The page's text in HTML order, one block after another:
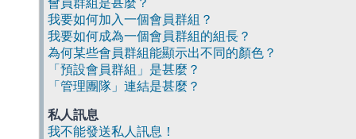
會員群組是甚麼？
我要如何加入一個會員群組？
我要如何成為一個會員群組的組長？
為何某些會員群組能顯示出不同的顏色？
「預設會員群組」是甚麼？
「管理團隊」連結是甚麼？
私人訊息
我不能發送私人訊息！